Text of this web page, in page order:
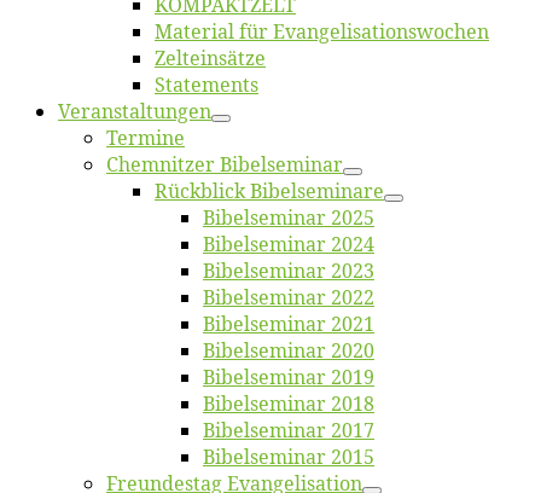
Ma­te­ri­al für Evangelisationswochen
Zelt­ein­sät­ze
State­ments
Ver­an­stal­tun­gen
Ter­mi­ne
Chemnit­zer Bibelseminar
Rück­blick Bibelseminare
Bi­bel­se­mi­nar 2025
Bi­bel­se­mi­nar 2024
Bi­bel­se­mi­nar 2023
Bi­bel­se­mi­nar 2022
Bi­bel­se­mi­nar 2021
Bi­bel­se­mi­nar 2020
Bi­bel­se­mi­nar 2019
Bi­bel­se­mi­nar 2018
Bibelsemi­nar 2017
Bibelsemi­nar 2015
Freun­des­tag Evangelisation